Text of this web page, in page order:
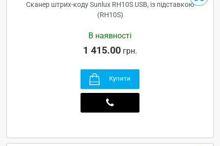
Сканер штрих-коду Sunlux RH10S USB, із підставкою
(RH10S)
В наявності
1 415.00 грн.
Купити